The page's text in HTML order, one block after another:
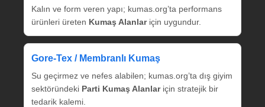
Kalın ve form veren yapı; kumas.org’ta performans
ürünleri üreten Kumaş Alanlariçin uygundur.
Gore‑Tex / Membranlı Kumaş
Su geçirmez ve nefes alabilen; kumas.org’ta dış giyim
sektöründeki Parti Kumaş Alanlariçin stratejik bir
tedarik kalemi.